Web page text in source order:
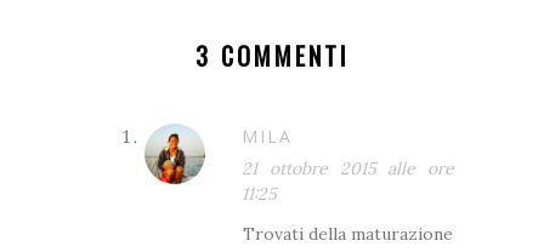
3 COMMENTI
MILA
21 ottobre 2015 alle ore
11:25
Trovati della maturazione